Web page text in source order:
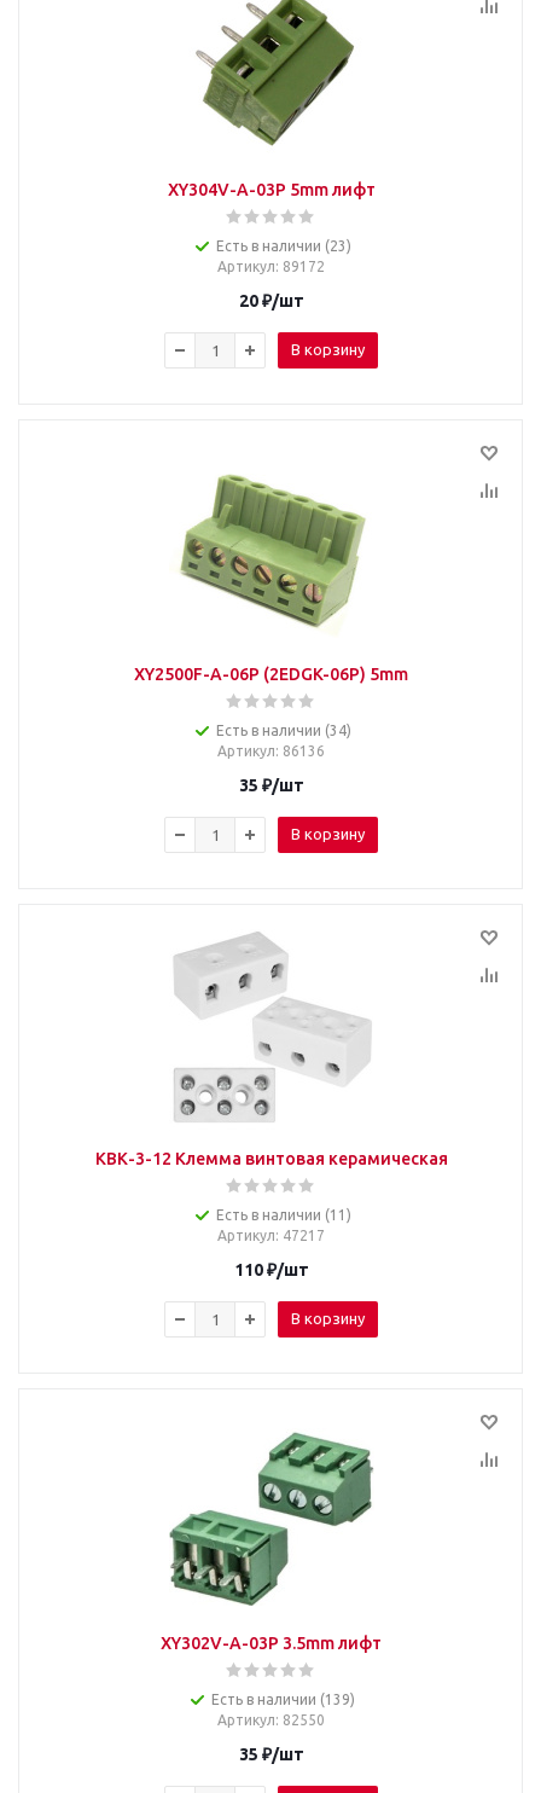
XY304V-A-03P 5mm лифт
Есть в наличии (23)
Артикул: 89172
20₽/шт
В корзину
XY2500F-A-06P (2EDGK-06P) 5mm
Есть в наличии (34)
Артикул: 86136
35 ₽/шт
В корзину
КВК-3-12 Клемма винтовая керамическая
Есть в наличии (11)
Артикул: 47217
110₽/шт
В корзину
XY302V-A-03P 3.5mm лифт
Есть в наличии (139)
Артикул: 82550
35 ₽/шт